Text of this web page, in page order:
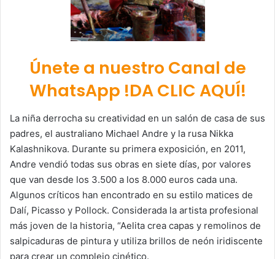
Únete a nuestro Canal de
WhatsApp !DA CLIC AQUÍ!
La niña derrocha su creatividad en un salón de casa de sus
padres, el australiano Michael Andre y la rusa Nikka
Kalashnikova. Durante su primera exposición, en 2011,
Andre vendió todas sus obras en siete días, por valores
que van desde los 3.500 a los 8.000 euros cada una.
Algunos críticos han encontrado en su estilo matices de
Dalí, Picasso y Pollock. Considerada la artista profesional
más joven de la historia, “Aelita crea capas y remolinos de
salpicaduras de pintura y utiliza brillos de neón iridiscente
para crear un complejo cinético.